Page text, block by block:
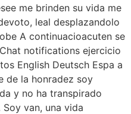
me brinden su vida me
leal desplazandolo
A continuacioacuten se
notifications ejercicio
English Deutsch Espa a
de la honradez soy
y no ha transpirado
van, una vida